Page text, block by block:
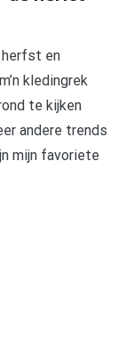
herfst en
kledingrek
te kijken
andere trends
mijn favoriete